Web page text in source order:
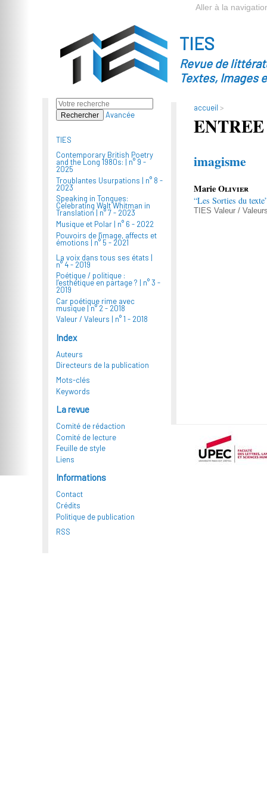
Aller à la
TIES
Revue de
Textes, Images
accueil >
ENTREE
imagisme
MarieOlivier
“Les Sorties du
TIES Valeur /
Avancée
TIES
Contemporary British Poetry
and the Long 1980s: | n° 9 -
2025
Troublantes Usurpations | n° 8 -
2023
Speaking in Tongues:
Celebrating Walt Whitman in
Translation | n° 7 - 2023
Musique et Polar | n° 6 - 2022
Pouvoirs de l'image, affects et
émotions | n° 5 - 2021
La voix dans tous ses états |
n° 4 - 2019
Poétique / politique :
l’esthétique en partage ? | n° 3 -
2019
Car poétique rime avec
musique |n° 2 - 2018
Valeur / Valeurs | n° 1 - 2018
Index
Auteurs
Directeurs de la publication
Mots-clés
Keywords
La revue
Comité de rédaction
Comité de lecture
Feuille de style
Liens
Informations
Contact
Crédits
Politique de publication
RSS